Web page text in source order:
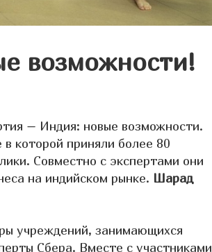
возможности!
– Индия: новые возможности.
которой приняли более 80
Совместно с экспертами они
на индийском рынке. Шарад
учреждений, занимающихся
Сбера. Вместе с участниками